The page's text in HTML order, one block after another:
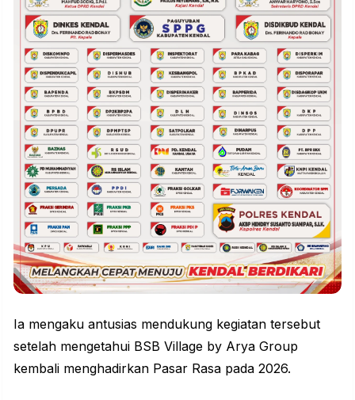
Ia mengaku antusias mendukung kegiatan tersebut
setelah mengetahui BSB Village by Arya Group
kembali menghadirkan Pasar Rasa pada 2026.